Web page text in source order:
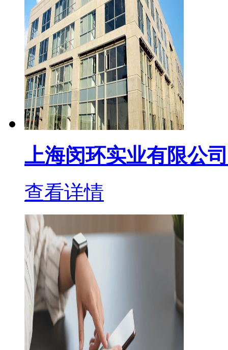
上海闵环实业有限公司
查看详情